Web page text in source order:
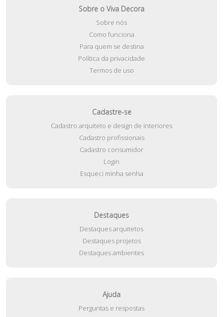
Sobre o Viva Decora
Sobre nós
Como funciona
Para quem se destina
Política da privacidade
Termos de uso
Cadastre-se
Cadastro arquiteto e design de interiores
Cadastro profissionais
Cadastro consumidor
Login
Esqueci minha senha
Destaques
Destaques arquitetos
Destaques projetos
Destaques ambientes
Ajuda
Perguntas e respostas